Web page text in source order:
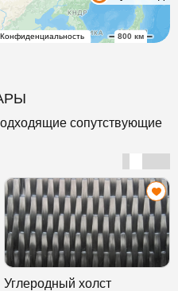
сопутствующие
Углеродный холст